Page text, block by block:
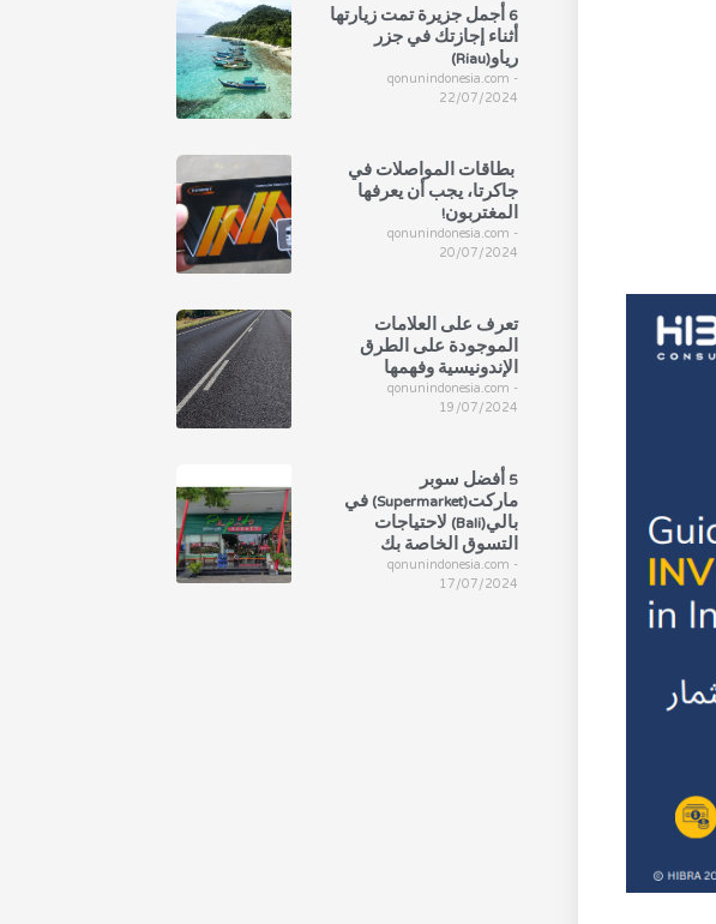
6 أجمل جزيرة تمت زيارتها
أثناء إجازتك في جزر
رياو(Riau)
qonunindonesia.com
22/07/2024
بطاقات المواصلات في
جاكرتا، يجب أن يعرفها
المغتربون!
qonunindonesia.com
20/07/2024
تعرف على العلامات
الموجودة على الطرق
الإندونيسية وفهمها
qonunindonesia.com
19/07/2024
5 أفضل سوبر
ماركت(Supermarket) في
بالي(Bali) لاحتياجات
التسوق الخاصة بك
qonunindonesia.com
17/07/2024